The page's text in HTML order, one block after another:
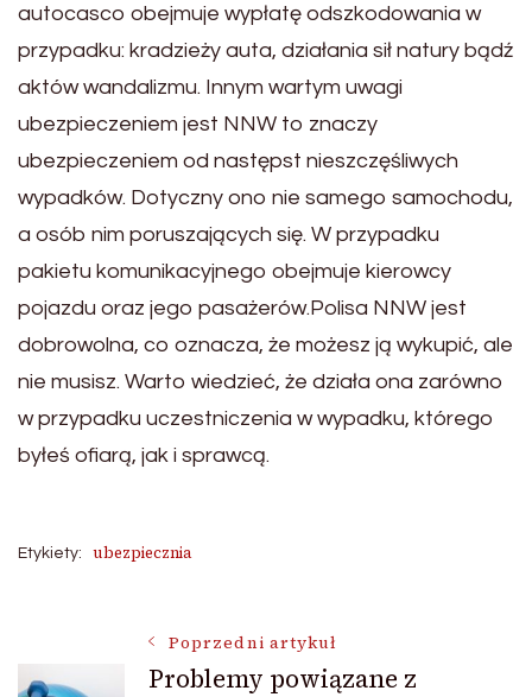
autocasco obejmuje wypłatę odszkodowania w
przypadku: kradzieży auta, działania sił natury bądź
aktów wandalizmu. Innym wartym uwagi
ubezpieczeniem jest NNW to znaczy
ubezpieczeniem od następst nieszczęśliwych
wypadków. Dotyczny ono nie samego samochodu,
a osób nim poruszających się. W przypadku
pakietu komunikacyjnego obejmuje kierowcy
pojazdu oraz jego pasażerów.Polisa NNW jest
dobrowolna, co oznacza, że możesz ją wykupić, ale
nie musisz. Warto wiedzieć, że działa ona zarówno
w przypadku uczestniczenia w wypadku, którego
byłeś ofiarą, jak i sprawcą.
Etykiety: ubezpiecznia
NawigacjaPoprzedni artykuł
Problemy powiązane z